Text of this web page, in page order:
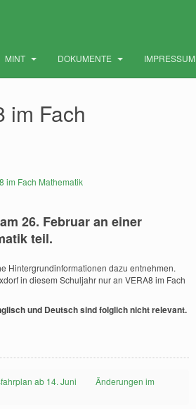
MINT DOKUMENTE IMPRESSUM
im Fach
26. Februar an einer
teil.
Hintergrundinformationen dazu entnehmen.
in diesem Schuljahr nur an VERA8 im Fach
und Deutsch sind folglich nicht relevant.
ab 14. Juni
Änderungen im